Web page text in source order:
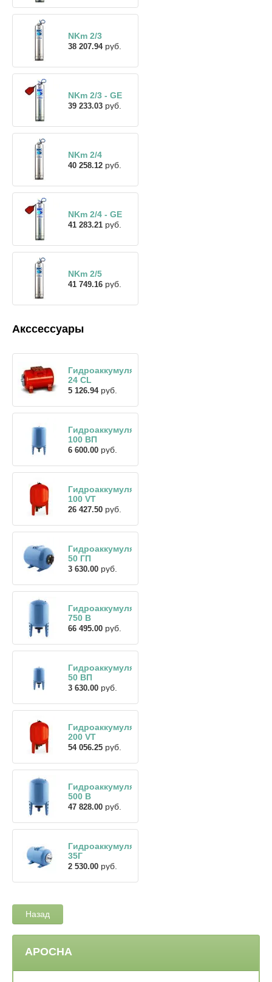
NKm 2/3
38 207.94 руб.
NKm 2/3 - GE
39 233.03 руб.
NKm 2/4
40 258.12 руб.
NKm 2/4 - GE
41 283.21 руб.
NKm 2/5
41 749.16 руб.
Акссессуары
Гидроаккумулятор
24 CL
5 126.94 руб.
Гидроаккумулятор
100 ВП
6 600.00 руб.
Гидроаккумулятор
100 VT
26 427.50 руб.
Гидроаккумулятор
50 ГП
3 630.00 руб.
Гидроаккумулятор
750 В
66 495.00 руб.
Гидроаккумулятор
50 ВП
3 630.00 руб.
Гидроаккумулятор
200 VT
54 056.25 руб.
Гидроаккумулятор
500 В
47 828.00 руб.
Гидроаккумулятор
35Г
2 530.00 руб.
Назад
АРОСНА